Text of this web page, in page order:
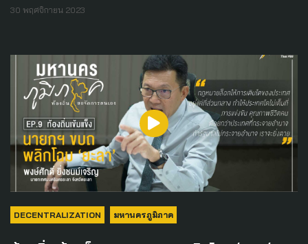
30 พฤศจิกายน 2023
DECENTRALIZATION มหานครภูมิภาค